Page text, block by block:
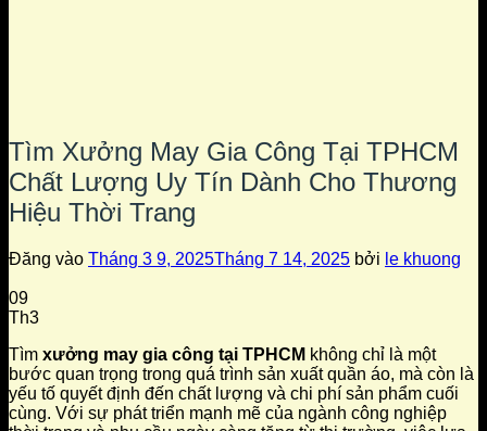
Tìm Xưởng May Gia Công Tại TPHCM
Chất Lượng Uy Tín Dành Cho Thương
Hiệu Thời Trang
Đăng vào Tháng 3 9, 2025Tháng 7 14, 2025 bởi le khuong
09
Th3
Tìm xưởng may gia công tại TPHCM không chỉ là một
bước quan trọng trong quá trình sản xuất quần áo, mà còn là
yếu tố quyết định đến chất lượng và chi phí sản phẩm cuối
cùng. Với sự phát triển mạnh mẽ của ngành công nghiệp